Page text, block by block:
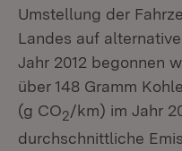
Umstellung der
Landes auf
Jahr 2012 begonnen
über 148 Gramm
(g CO2/km) im Jahr
durchschnittliche